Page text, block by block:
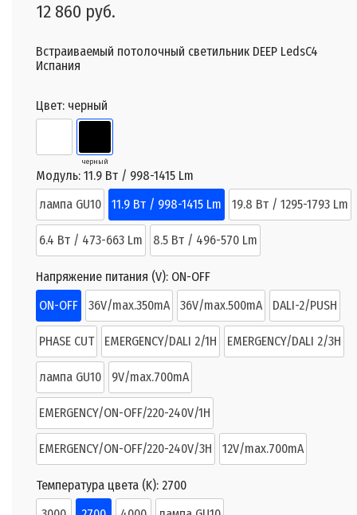
12 860 руб.
Встраиваемый потолочный светильник DEEP LedsC4
Испания
Цвет: черный
черный
Модуль: 11.9 Вт / 998-1415 Lm
лампа GU10
11.9 Вт / 998-1415 Lm 19.8 Вт / 1295-1793 Lm
6.4 Вт / 473-663 Lm 8.5 Вт / 496-570 Lm
Напряжение питания (V): ON-OFF
ON-OFF
36V/max.350mA 36V/max.500mA DALI-2/PUSH
PHASE CUT EMERGENCY/DALI 2/1H EMERGENCY/DALI 2/3H
лампа GU10 9V/max.700mA
EMERGENCY/ON-OFF/220-240V/1H
EMERGENCY/ON-OFF/220-240V/3H 12V/max.700mA
Температура цвета (K): 2700